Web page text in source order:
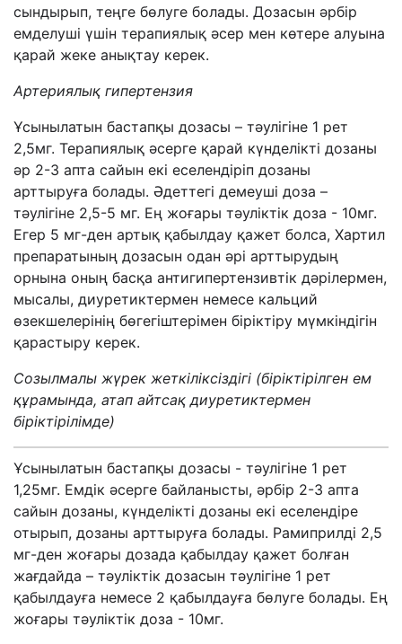
сындырып, теңге бөлуге болады. Дозасын әрбір
емделуші үшін терапиялық әсер мен көтере алуына
қарай жеке анықтау керек.
Артериялық гипертензия
Ұсынылатын бастапқы дозасы – тәулігіне 1 рет
2,5мг. Терапиялық әсерге қарай күнделікті дозаны
әр 2-3 апта сайын екі еселендіріп дозаны
арттыруға болады. Әдеттегі демеуші доза –
тәулігіне 2,5-5 мг. Ең жоғары тәуліктік доза - 10мг.
Егер 5 мг-ден артық қабылдау қажет болса, Хартил
препаратының дозасын одан әрі арттырудың
орнына оның басқа антигипертензивтік дәрілермен,
мысалы, диуретиктермен немесе кальций
өзекшелерінің бөгегіштерімен біріктіру мүмкіндігін
қарастыру керек.
Созылмалы жүрек жеткіліксіздігі (біріктірілген ем
құрамында, атап айтсақдиуретиктермен
біріктірілімде)
Ұсынылатын бастапқы дозасы - тәулігіне 1 рет
1,25мг. Емдік әсерге байланысты, әрбір 2-3 апта
сайын дозаны, күнделікті дозаны екі еселендіре
отырып, дозаны арттыруға болады. Рамиприлді 2,5
мг-ден жоғары дозада қабылдау қажет болған
жағдайда – тәуліктік дозасын тәулігіне 1 рет
қабылдауға немесе 2 қабылдауға бөлуге болады. Ең
жоғары тәуліктік доза - 10мг.